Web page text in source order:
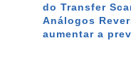
do Transfer
Análogos
aumentar a